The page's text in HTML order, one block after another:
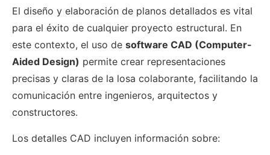
El diseño y elaboración de planos detallados es vital
para el éxito de cualquier proyecto estructural. En
este contexto, el uso de software CAD (Computer-
Aided Design) permite crear representaciones
precisas y claras de la losa colaborante, facilitando la
comunicación entre ingenieros, arquitectos y
constructores.
Los detalles CAD incluyen información sobre: